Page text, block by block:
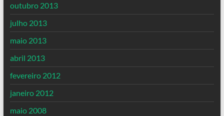
outubro 2013
julho 2013
maio 2013
abril 2013
fevereiro 2012
janeiro 2012
maio 2008